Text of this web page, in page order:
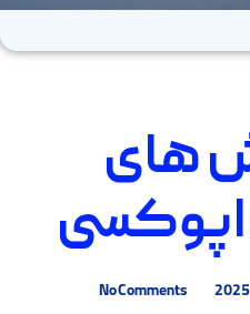
های
اپوکسی
No Comments